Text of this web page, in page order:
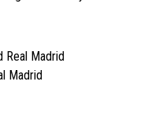
Real Madrid
Madrid